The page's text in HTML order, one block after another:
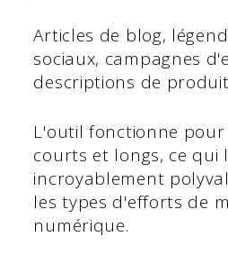
Articles de blog,
sociaux, campagnes
descriptions de
L'outil fonctionne
courts et longs, ce qui
incroyablement
les types d'efforts de
numérique.